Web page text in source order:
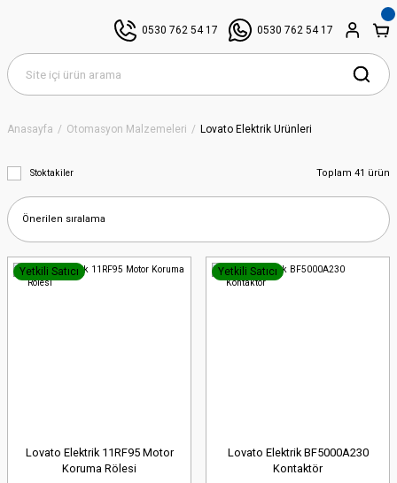
0530 762 54 17 0530 762 54 17
Anasayfa Otomasyon Malzemeleri Lovato Elektrik Ürünleri
Stoktakiler Toplam 41 ürün
Yetkili Satıcı
Lovato Elektrik 11RF95 Motor
Koruma Rölesi
Yetkili Satıcı
Lovato Elektrik BF5000A230
Kontaktör